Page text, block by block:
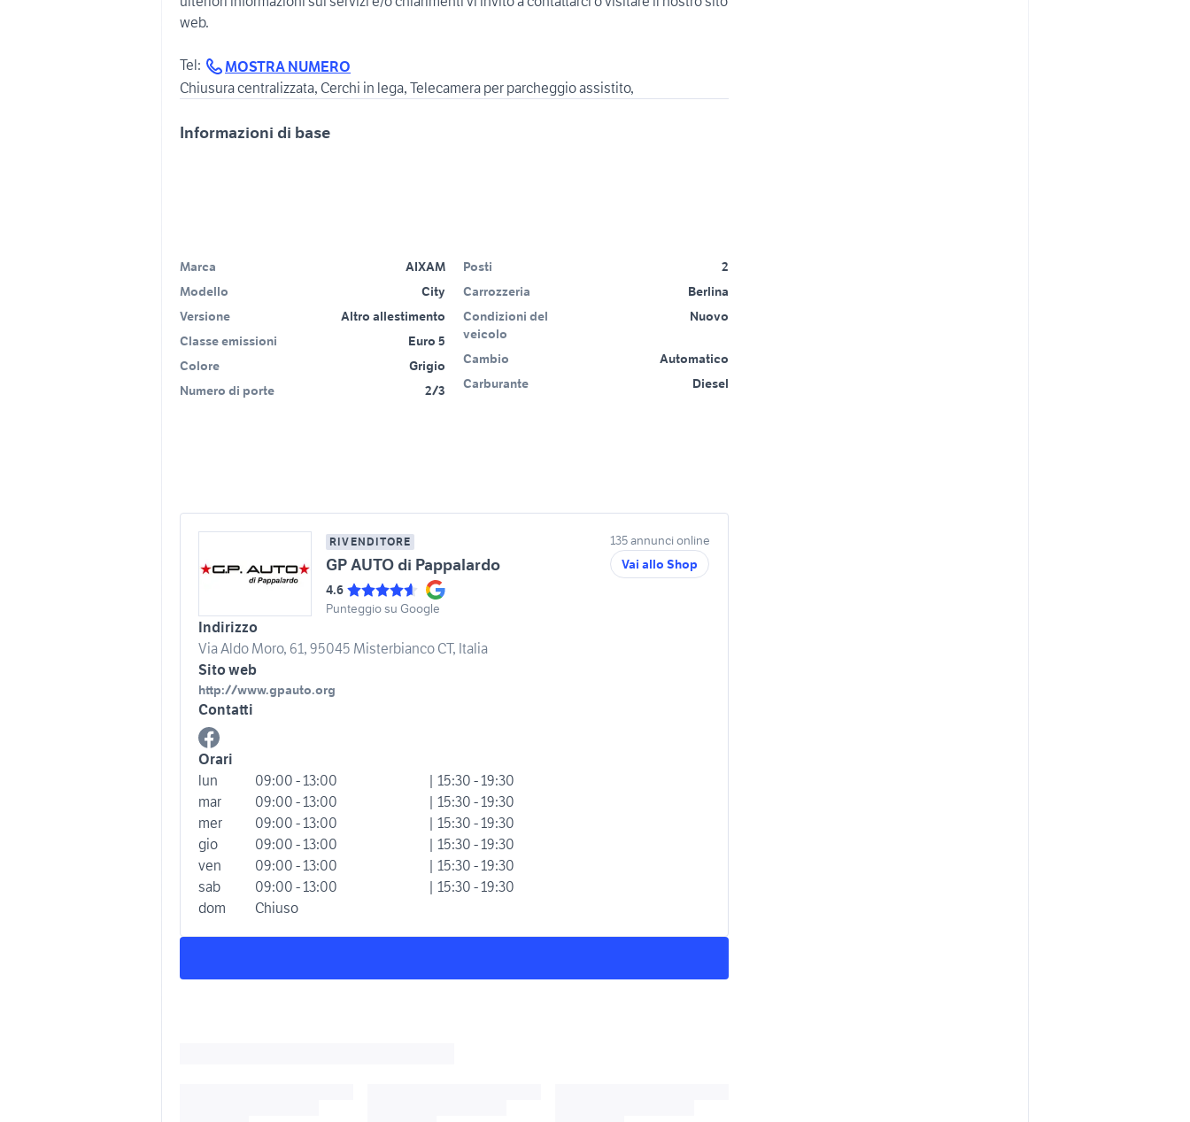
web.
Tel:
MOSTRA NUMERO
Chiusura centralizzata, Cerchi in lega, Telecamera per parcheggio assistito,
Informazioni di base
Marca
AIXAM
Modello
City
Versione
Altro allestimento
Classe emissioni
Euro 5
Colore
Grigio
Numero di porte
2/3
Posti
2
Carrozzeria
Berlina
Condizioni del
veicolo
Nuovo
Cambio
Automatico
Carburante
Diesel
RIVENDITORE
GP AUTO di Pappalardo
4.6
Punteggio su Google
Indirizzo
Via Aldo Moro, 61, 95045 Misterbianco CT, Italia
Sito web
http://www.gpauto.org
Contatti
Orari
lun
09:00 - 13:00
| 15:30 - 19:30
mar
09:00 - 13:00
| 15:30 - 19:30
mer
09:00 - 13:00
| 15:30 - 19:30
gio
09:00 - 13:00
| 15:30 - 19:30
ven
09:00 - 13:00
| 15:30 - 19:30
sab
09:00 - 13:00
| 15:30 - 19:30
dom
Chiuso
135 annunci online
Vai allo Shop